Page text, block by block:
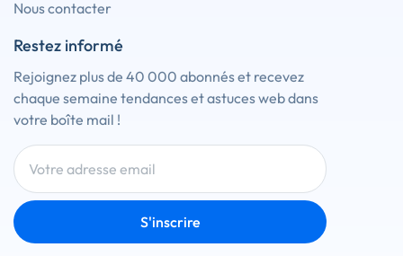
Nous contacter
Restez informé
Rejoignez plus de 40 000 abonnés et recevez
chaque semaine tendances et astuces web dans
votre boîte mail !
S'inscrire